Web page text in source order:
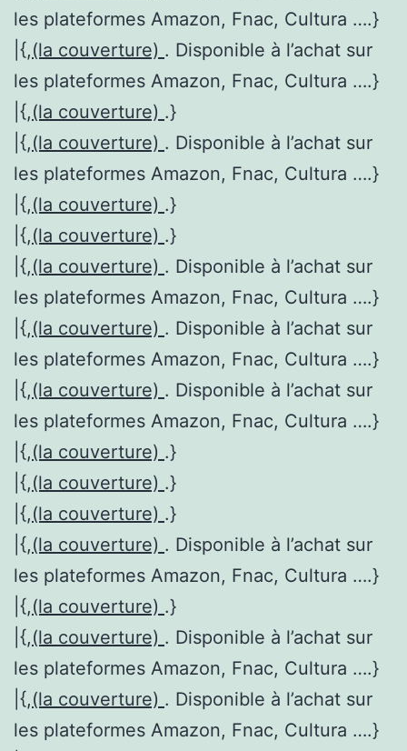
les plateformes Amazon, Fnac, Cultura ….}
|{,(la couverture) . Disponible à l’achat sur
les plateformes Amazon, Fnac, Cultura ….}
|{,(la couverture) .}
|{,(la couverture) . Disponible à l’achat sur
les plateformes Amazon, Fnac, Cultura ….}
|{,(la couverture) .}
|{,(la couverture) .}
|{,(la couverture) . Disponible à l’achat sur
les plateformes Amazon, Fnac, Cultura ….}
|{,(la couverture) . Disponible à l’achat sur
les plateformes Amazon, Fnac, Cultura ….}
|{,(la couverture) . Disponible à l’achat sur
les plateformes Amazon, Fnac, Cultura ….}
|{,(la couverture) .}
|{,(la couverture) .}
|{,(la couverture) .}
|{,(la couverture) . Disponible à l’achat sur
les plateformes Amazon, Fnac, Cultura ….}
|{,(la couverture) .}
|{,(la couverture) . Disponible à l’achat sur
les plateformes Amazon, Fnac, Cultura ….}
|{,(la couverture) . Disponible à l’achat sur
les plateformes Amazon, Fnac, Cultura ….}